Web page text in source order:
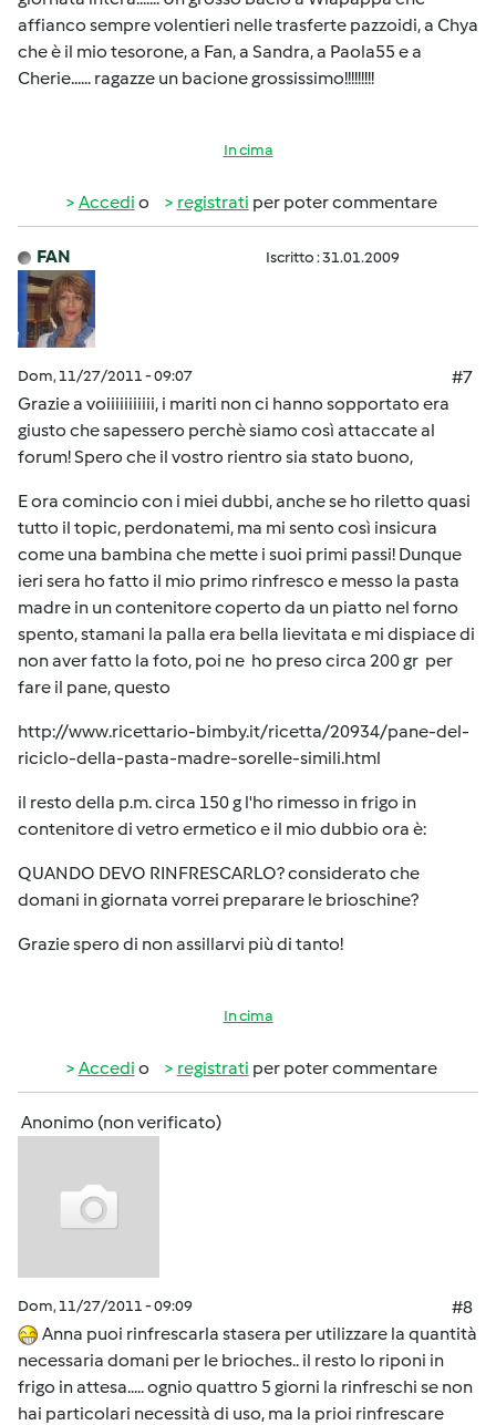
affianco sempre volentieri nelle trasferte pazzoidi, a Chya
che è il mio tesorone, a Fan, a Sandra, a Paola55 e a
Cherie...... ragazze un bacione grossissimo!!!!!!!!!
In cima
Accedi o registrati per poter commentare
FAN Iscritto : 31.01.2009
Dom, 11/27/2011 - 09:07
#7
Grazie a voiiiiiiiiiii, i mariti non ci hanno sopportato era
giusto che sapessero perchè siamo così attaccate al
forum! Spero che il vostro rientro sia stato buono,
E ora comincio con i miei dubbi, anche se ho riletto quasi
tutto il topic, perdonatemi, ma mi sento così insicura
come una bambina che mette i suoi primi passi! Dunque
ieri sera ho fatto il mio primo rinfresco e messo la pasta
madre in un contenitore coperto da un piatto nel forno
spento, stamani la palla era bella lievitata e mi dispiace di
non aver fatto la foto, poi ne ho preso circa 200 gr per
fare il pane, questo
http://www.ricettario-bimby.it/ricetta/20934/pane-del-
riciclo-della-pasta-madre-sorelle-simili.html
il resto della p.m. circa 150 g l'ho rimesso in frigo in
contenitore di vetro ermetico e il mio dubbio ora è:
QUANDO DEVO RINFRESCARLO? considerato che
domani in giornata vorrei preparare le brioschine?
Grazie spero di non assillarvi più di tanto!
In cima
Accedi o registrati per poter commentare
Anonimo (non verificato)
Dom, 11/27/2011 - 09:09
#8
Anna puoi rinfrescarla stasera per utilizzare la quantità
necessaria domani per le brioches.. il resto lo riponi in
frigo in attesa..... ognio quattro 5 giorni la rinfreschi se non
hai particolari necessità di uso, ma la prioi rinfrescare